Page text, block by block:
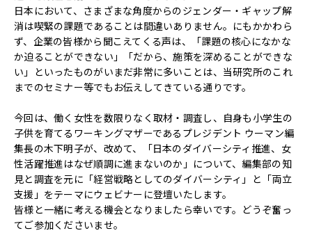
日本において、さまざまな角度からのジェンダー・ギャップ解
消は喫緊の課題であることは間違いありません。にもかかわら
ず、企業の皆様から聞こえてくる声は、「課題の核心になかな
か迫ることができない」「だから、施策を深めることができな
い」といったものがいまだ非常に多いことは、当研究所のこれ
までのセミナー等でもお伝えしてきている通りです。
今回は、働く女性を数限りなく取材・調査し、自身も小学生の
子供を育てるワーキングマザーであるプレジデント ウーマン編
集長の木下明子が、改めて、「日本のダイバーシティ推進、女
性活躍推進はなぜ順調に進まないのか」について、編集部の知
見と調査を元に「経営戦略としてのダイバーシティ」と「両立
支援」をテーマにウェビナーに登壇いたします。
皆様と一緒に考える機会となりましたら幸いです。どうぞ奮っ
てご参加くださいませ。